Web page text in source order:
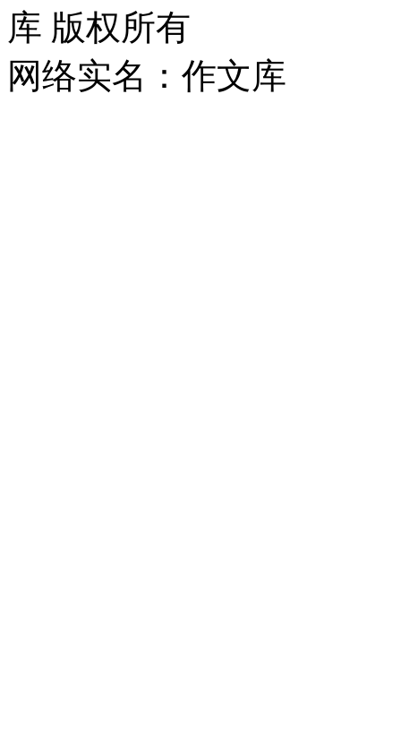
库 版权所有
网络实名：作文库